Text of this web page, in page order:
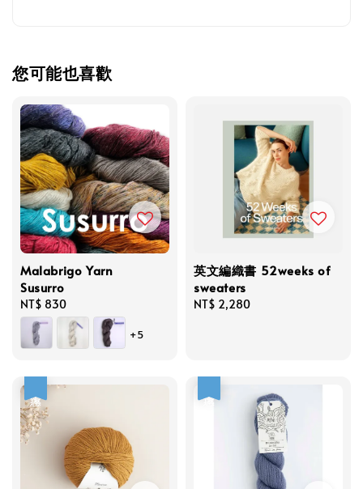
您可能也喜歡
Malabrigo Yarn
Susurro
Regular
price
NT$ 830
+5
英文編織書 52weeks of
sweaters
Regular
NT$ 2,280